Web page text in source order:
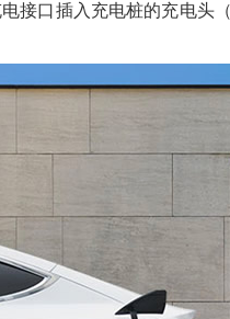
接口插入充电桩的充电头